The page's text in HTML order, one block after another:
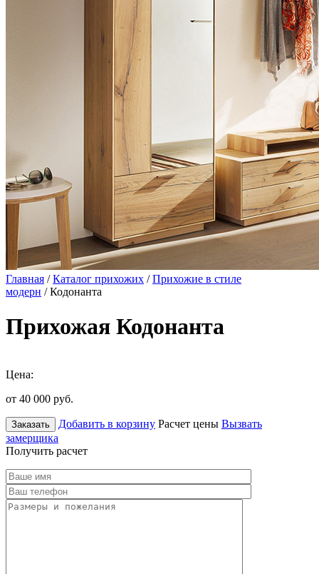
Главная /Каталог прихожих /Прихожие в стиле
модерн / Кодонанта
Прихожая Кодонанта
Цена:
от 40 000 руб.
Заказать Добавить в корзину Расчет цены Вызвать
замерщика
Получить расчет